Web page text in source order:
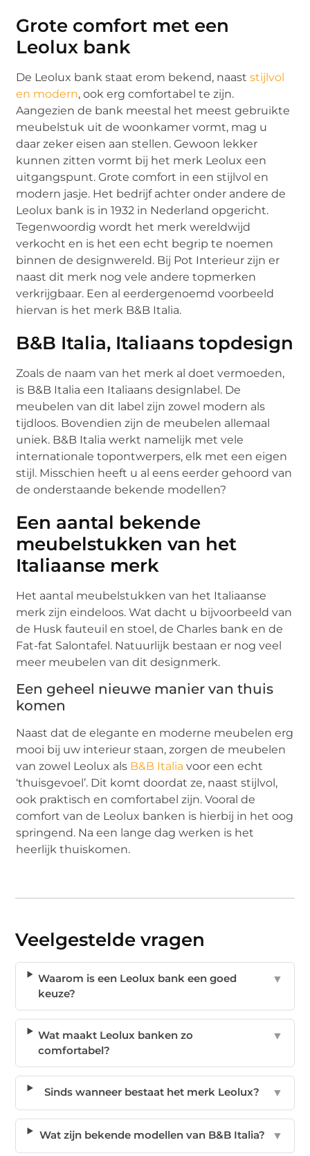
Grote comfort met een
Leolux bank
De Leolux bank staat erom bekend, naaststijlvol
en modern, ook erg comfortabel te zijn.
Aangezien de bank meestal het meest gebruikte
meubelstuk uit de woonkamer vormt, mag u
daar zeker eisen aan stellen. Gewoon lekker
kunnen zitten vormt bij het merk Leolux een
uitgangspunt. Grote comfort in een stijlvol en
modern jasje. Het bedrijf achter onder andere de
Leolux bank is in 1932 in Nederland opgericht.
Tegenwoordig wordt het merk wereldwijd
verkocht en is het een echt begrip te noemen
binnen de designwereld. Bij Pot Interieur zijn er
naast dit merk nog vele andere topmerken
verkrijgbaar. Een al eerdergenoemd voorbeeld
hiervan is het merk B&B Italia.
B&B Italia, Italiaans topdesign
Zoals de naam van het merk al doet vermoeden,
is B&B Italia een Italiaans designlabel. De
meubelen van dit label zijn zowel modern als
tijdloos. Bovendien zijn de meubelen allemaal
uniek. B&B Italia werkt namelijk met vele
internationale topontwerpers, elk met een eigen
stijl. Misschien heeft u al eens eerder gehoord van
de onderstaande bekende modellen?
Een aantal bekende
meubelstukken van het
Italiaanse merk
Het aantal meubelstukken van het Italiaanse
merk zijn eindeloos. Wat dacht u bijvoorbeeld van
de Husk fauteuil en stoel, de Charles bank en de
Fat-fat Salontafel. Natuurlijk bestaan er nog veel
meer meubelen van dit designmerk.
Een geheel nieuwe manier van thuis
komen
Naast dat de elegante en moderne meubelen erg
mooi bij uw interieur staan, zorgen de meubelen
van zowel Leolux als B&B Italia voor een echt
‘thuisgevoel’. Dit komt doordat ze, naast stijlvol,
ook praktisch en comfortabel zijn. Vooral de
comfort van de Leolux banken is hierbij in het oog
springend. Na een lange dag werken is het
heerlijk thuiskomen.
Veelgestelde vragen
Waarom is een Leolux bank een goed
keuze?
▼
Wat maakt Leolux banken zo
comfortabel?
▼
Sinds wanneer bestaat het merk Leolux? ▼
Wat zijn bekende modellen van B&B Italia? ▼